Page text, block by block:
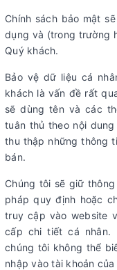
Chính sách bảo mật
dụng và (trong trường
Quý khách.
Bảo vệ dữ liệu cá
khách là vấn đề rất
sẽ dùng tên và các
tuân thủ theo nội
thu thập những thông
bán.
Chúng tôi sẽ giữ
pháp quy định hoặc
truy cập vào website
cấp chi tiết cá nhân.
chúng tôi không thể
nhập vào tài khoản của